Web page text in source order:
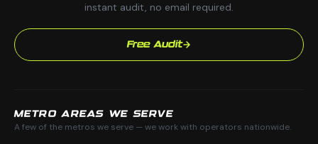
instant audit, no email required.
Free Audit
METRO AREAS WE SERVE
A few of the metros we serve — we work with operators nationwide.